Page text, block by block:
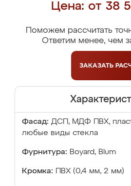
Цена: от 38
Поможем рассчитать
Ответим менее, чем
ЗАКАЗАТЬ
Фасад: ДСП, МДФ ПВХ,
любые виды стекла
Фурнитура: Boyard, Blum
Кромка: ПВХ (0,4 мм, 2 мм)